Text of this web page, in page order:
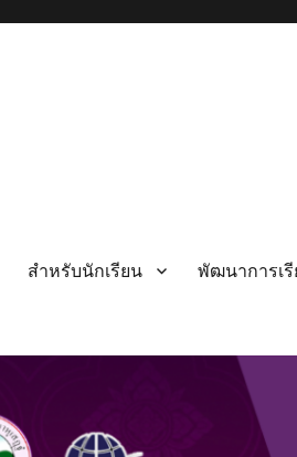
สำหรับนักเรียน พัฒนาการเรี